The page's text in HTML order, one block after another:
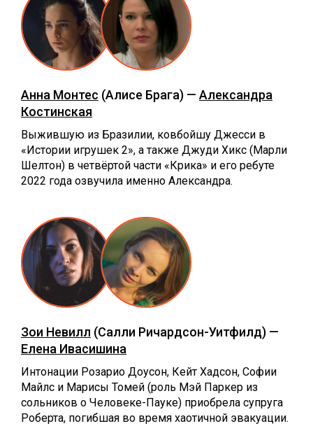
Анна Монтес (Алисе Брага) — Александра
Костинская
Выжившую из Бразилии, ковбойшу Джесси в
«Истории игрушек 2», а также Джуди Хикс (Марли
Шелтон) в четвёртой части «Крика» и его ребуте
2022 года озвучила именно Александра.
Зои Невилл (Салли Ричардсон-Уитфилд) —
Елена Ивасишина
Интонации Розарио Доусон, Кейт Хадсон, Софии
Майлс и Марисы Томей (роль Мэй Паркер из
сольников о Человеке-Пауке) приобрела супруга
Роберта, погибшая во время хаотичной эвакуации.